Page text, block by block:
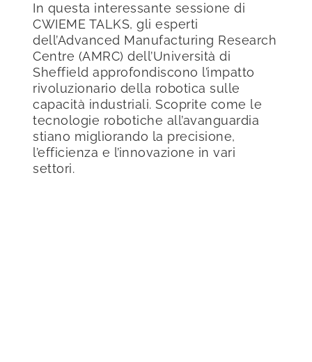
In questa interessante sessione di
CWIEME TALKS, gli esperti
dell’Advanced Manufacturing Research
Centre (AMRC) dell’Università di
Sheffield approfondiscono l’impatto
rivoluzionario della robotica sulle
capacità industriali. Scoprite come le
tecnologie robotiche all’avanguardia
stiano migliorando la precisione,
l’efficienza e l’innovazione in vari
settori.